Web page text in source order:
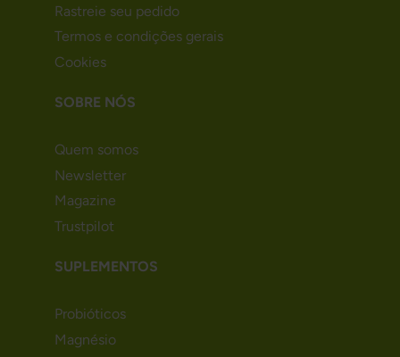
Rastreie seu pedido
Termos e condições gerais
Cookies
SOBRE NÓS
Quem somos
Newsletter
Magazine
Trustpilot
SUPLEMENTOS
Probióticos
Magnésio